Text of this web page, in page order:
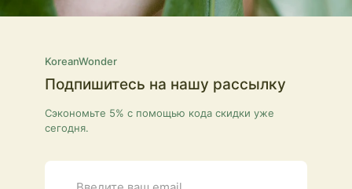
KoreanWonder
Подпишитесь на нашу рассылку
Сэкономьте 5% с помощью кода скидки уже
сегодня.